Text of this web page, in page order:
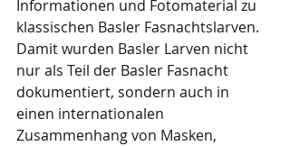
Informationen und Fotomaterial zu
klassischen Basler Fasnachtslarven.
Damit wurden Basler Larven nicht
nur als Teil der Basler Fasnacht
dokumentiert, sondern auch in
einen internationalen
Zusammenhang von Masken,